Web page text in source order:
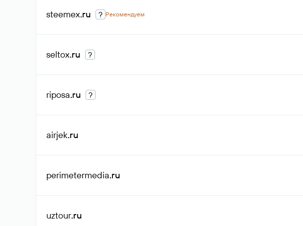
steemex.ru ? Рекомендуем
seltox.ru ?
riposa.ru ?
airjek.ru
perimetermedia.ru
uztour.ru